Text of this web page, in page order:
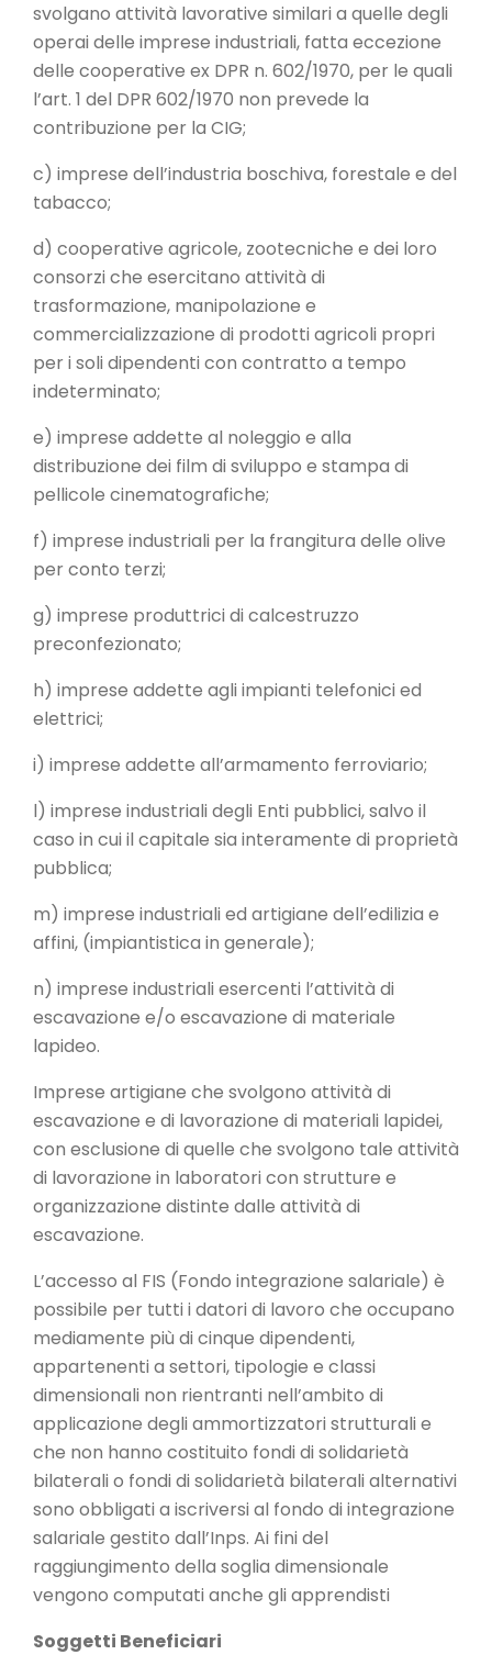
svolgano attività lavorative similari a quelle degli
operai delle imprese industriali, fatta eccezione
delle cooperative ex DPR n. 602/1970, per le quali
l’art. 1 del DPR 602/1970 non prevede la
contribuzione per la CIG;
c) imprese dell’industria boschiva, forestale e del
tabacco;
d) cooperative agricole, zootecniche e dei loro
consorzi che esercitano attività di
trasformazione, manipolazione e
commercializzazione di prodotti agricoli propri
per i soli dipendenti con contratto a tempo
indeterminato;
e) imprese addette al noleggio e alla
distribuzione dei film di sviluppo e stampa di
pellicole cinematografiche;
f) imprese industriali per la frangitura delle olive
per conto terzi;
g) imprese produttrici di calcestruzzo
preconfezionato;
h) imprese addette agli impianti telefonici ed
elettrici;
i) imprese addette all’armamento ferroviario;
l) imprese industriali degli Enti pubblici, salvo il
caso in cui il capitale sia interamente di proprietà
pubblica;
m) imprese industriali ed artigiane dell’edilizia e
affini, (impiantistica in generale);
n) imprese industriali esercenti l’attività di
escavazione e/o escavazione di materiale
lapideo.
Imprese artigiane che svolgono attività di
escavazione e di lavorazione di materiali lapidei,
con esclusione di quelle che svolgono tale attività
di lavorazione in laboratori con strutture e
organizzazione distinte dalle attività di
escavazione.
L’accesso al FIS (Fondo integrazione salariale) è
possibile per tutti i datori di lavoro che occupano
mediamente più di cinque dipendenti,
appartenenti a settori, tipologie e classi
dimensionali non rientranti nell’ambito di
applicazione degli ammortizzatori strutturali e
che non hanno costituito fondi di solidarietà
bilaterali o fondi di solidarietà bilaterali alternativi
sono obbligati a iscriversi al fondo di integrazione
salariale gestito dall’Inps. Ai fini del
raggiungimento della soglia dimensionale
vengono computati anche gli apprendisti
Soggetti Beneficiari